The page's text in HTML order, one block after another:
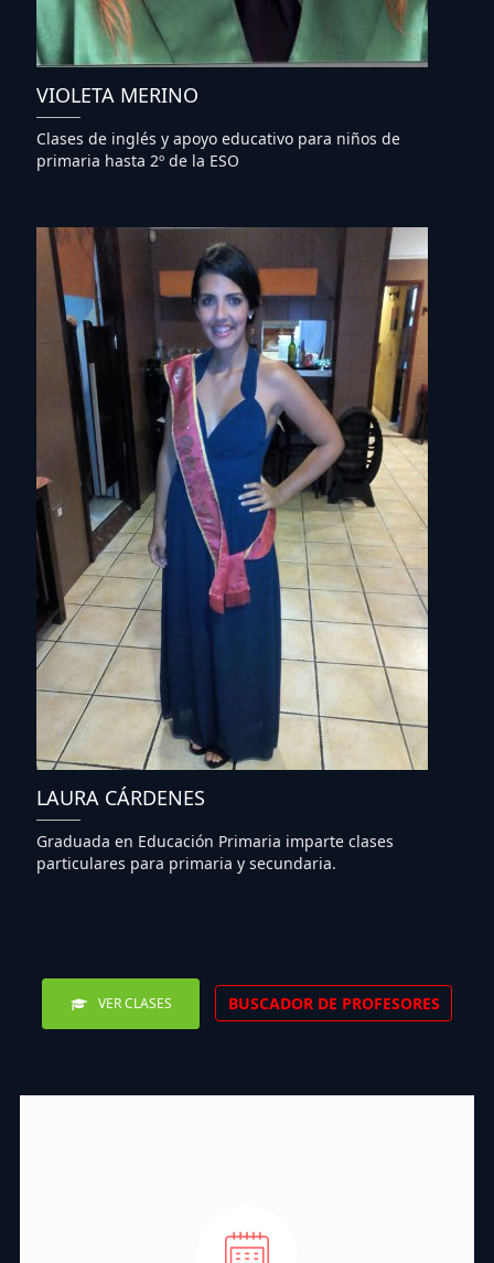
VIOLETA MERINO
Clases de inglés y apoyo educativo para niños de
primaria hasta 2º de la ESO
LAURA CÁRDENES
Graduada en Educación Primaria imparte clases
particulares para primaria y secundaria.
VER CLASES BUSCADOR DE PROFESORES